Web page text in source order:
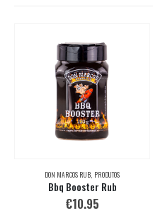
DON MARCOS RUB, PRODUTOS
Bbq Booster Rub
€10.95